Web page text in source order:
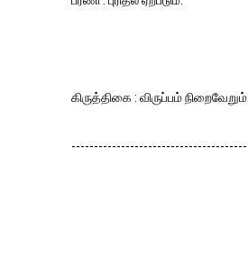
கிருத்திகை : விருப்பம் நிறைவேறும்.
---------------------------------------